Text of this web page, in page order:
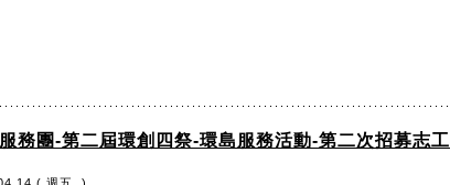
務團-第二屆環創四祭-環島服務活動-第二次招募志工